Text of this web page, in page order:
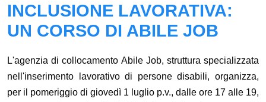
INCLUSIONE LAVORATIVA:
UN CORSO DI ABILE JOB
L'agenzia di collocamento Abile Job, struttura specializzata
nell'inserimento lavorativo di persone disabili, organizza,
per il pomeriggio di giovedì 1 luglio p.v., dalle ore 17 alle 19,